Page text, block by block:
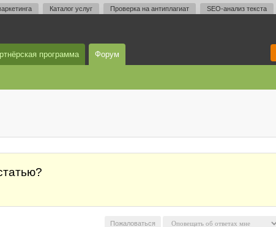
Каталог услуг Проверка на антиплагиат SEO-анализ текста
программа Форум
Пожаловаться